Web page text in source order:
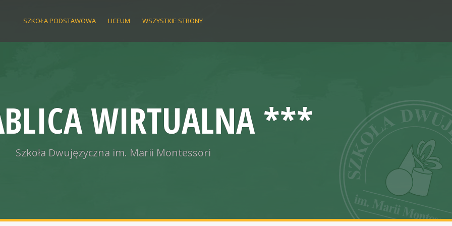
SZKOŁA PODSTAWOWA LICEUM WSZYSTKIE STRONY
WIRTUALNA ***
Szkoła Dwujęzyczna im. Marii Montessori